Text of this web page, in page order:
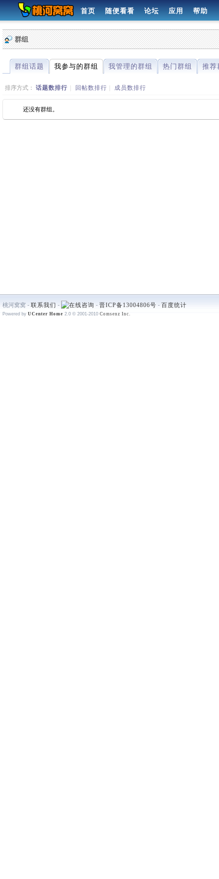
首页 随便看看 论坛 应用 帮助
群组
群组话题 我参与的群组 我管理的群组 热门群组 推荐
排序方式： 话题数排行 回帖数排行 成员数排行
还没有群组。
桃河窝窝 - 联系我们 - - 晋ICP备13004806号 - 百度统计
Powered by UCenter Home 2.0 © 2001-2010 Comsenz Inc.